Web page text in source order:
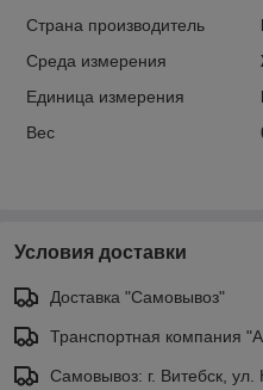
Страна производитель
Среда измерения
Единица измерения
Вес
Условия доставки
Доставка "Самовывоз"
Транспортная компания
Самовывоз: г. Витебск, ул.